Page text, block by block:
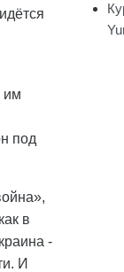
им
под
в
-
И